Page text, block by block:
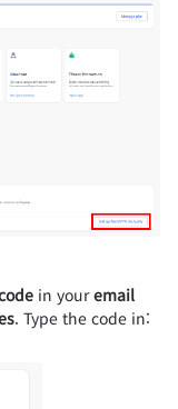
in youremail
. Type the code in: